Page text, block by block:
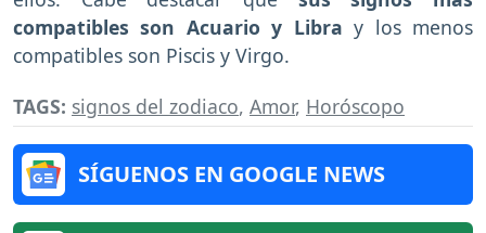
compatibles son Acuario y Libra y los menos
compatibles son Piscis y Virgo.
TAGS: signos del zodiaco, Amor, Horóscopo
SÍGUENOS EN GOOGLE NEWS